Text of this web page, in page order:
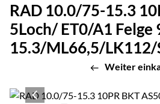
RAD 10.0/75-15.3
5Loch/ ET0/A1 Felge
15.3/ML66,5/
Weiter
Produktgalerie